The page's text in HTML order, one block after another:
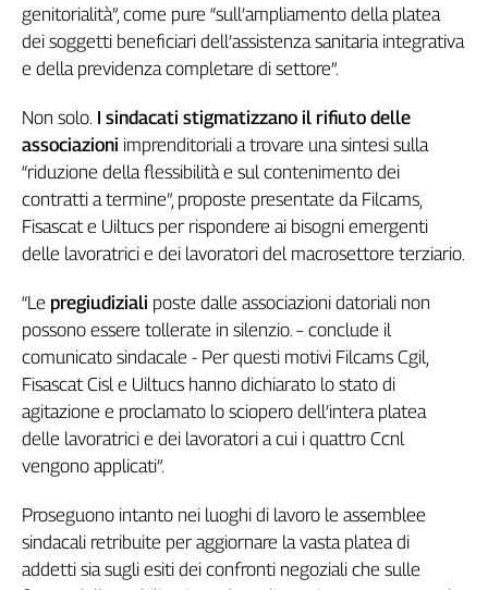
Venezia
Giulia
Lazio
Liguria
Lombardia
Marche
Piemonte
Puglia
Sardegna
Toscana
Trentino
Umbria
Valle
D'Aosta
Veneto
Storico
1955-
2014
genitorialità”, come pure “sull’ampliamento della platea
dei soggetti beneficiari dell’assistenza sanitaria integrativa
e della previdenza completare di settore”.
Non solo. I sindacati stigmatizzano il rifiuto delle
associazioni imprenditoriali a trovare una sintesi sulla
“riduzione della flessibilità e sul contenimento dei
contratti a termine”, proposte presentate da Filcams,
Fisascat e Uiltucs per rispondere ai bisogni emergenti
delle lavoratrici e dei lavoratori del macrosettore terziario.
“Le pregiudiziali poste dalle associazioni datoriali non
possono essere tollerate in silenzio. – conclude il
comunicato sindacale - Per questi motivi Filcams Cgil,
Fisascat Cisl e Uiltucs hanno dichiarato lo stato di
agitazione e proclamato lo sciopero dell’intera platea
delle lavoratrici e dei lavoratori a cui i quattro Ccnl
vengono applicati”.
Proseguono intanto nei luoghi di lavoro le assemblee
sindacali retribuite per aggiornare la vasta platea di
addetti sia sugli esiti dei confronti negoziali che sulle